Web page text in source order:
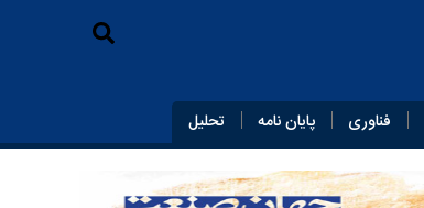
فناوری پایان‌ نامه تحلیل